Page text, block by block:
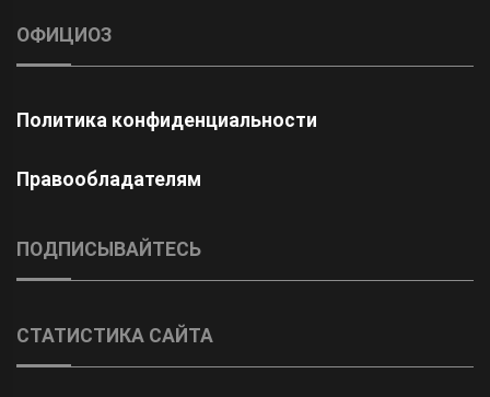
ОФИЦИОЗ
Политика конфиденциальности
Правообладателям
ПОДПИСЫВАЙТЕСЬ
СТАТИСТИКА САЙТА